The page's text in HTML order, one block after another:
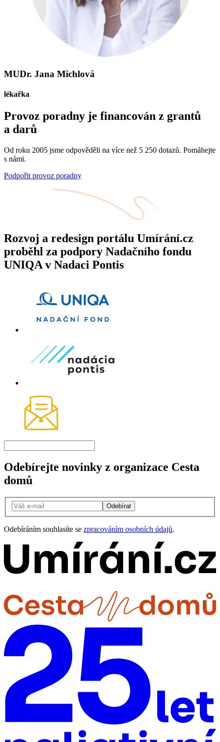
MUDr. Jana Michlová
lékařka
Provoz poradny je financován z grantů
a darů
Od roku 2005 jsme odpověděli na více než 5 250 dotazů. Pomáhejte
s námi.
Podpořit provoz poradny
Rozvoj a redesign portálu Umírání.cz
proběhl za podpory Nadačního fondu
UNIQA v Nadaci Pontis
Odebírejte novinky z organizace Cesta
domů
Odebírat
Odebíráním souhlasíte se zpracováním osobních údajů.